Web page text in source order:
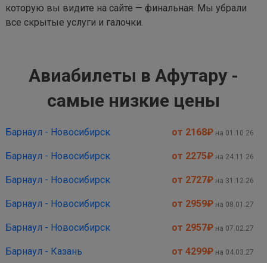
которую вы видите на сайте — финальная. Мы убрали
все скрытые услуги и галочки.
Авиабилеты в Афутару -
самые низкие цены
Барнаул - Новосибирск от 2168₽ на 01.10.26
Барнаул - Новосибирск от 2275₽ на 24.11.26
Барнаул - Новосибирск от 2727₽ на 31.12.26
Барнаул - Новосибирск от 2959₽ на 08.01.27
Барнаул - Новосибирск от 2957₽ на 07.02.27
Барнаул - Казань от 4299₽ на 04.03.27